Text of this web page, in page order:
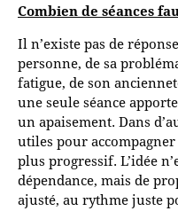
Combien de séances
Il n’existe pas de
personne, de sa
fatigue, de son
une seule séance
un apaisement. Dans
utiles pour
plus progressif. L’idée
dépendance, mais de
ajusté, au rythme juste